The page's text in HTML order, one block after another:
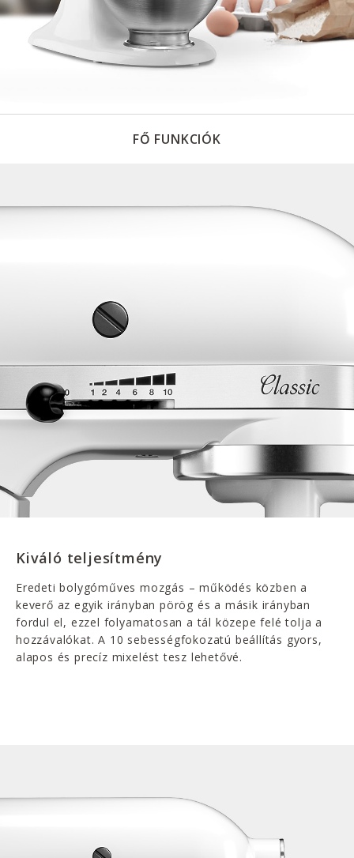
FŐ FUNKCIÓK
Kiváló teljesítmény
Eredeti bolygóműves mozgás – működés közben a
keverő az egyik irányban pörög és a másik irányban
fordul el, ezzel folyamatosan a tál közepe felé tolja a
hozzávalókat. A 10 sebességfokozatú beállítás gyors,
alapos és precíz mixelést tesz lehetővé.